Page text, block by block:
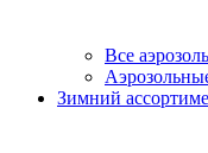
Все
Зимний